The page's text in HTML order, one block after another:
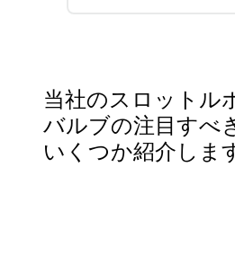
当社のスロットル
バルブの注目すべ
いくつか紹介しま